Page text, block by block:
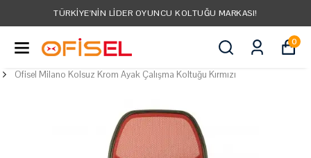
TÜRKIYE'NIN LIDER OYUNCU KOLTUĞU MARKASI!
0
Ofisel Milano Kolsuz Krom Ayak Çalışma Koltuğu Kırmızı